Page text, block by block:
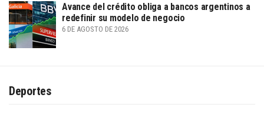
Avance del crédito obliga a bancos argentinos a
redefinir su modelo de negocio
6 DE AGOSTO DE 2026
Deportes